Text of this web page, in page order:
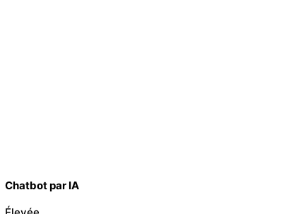
Chatbot par IA